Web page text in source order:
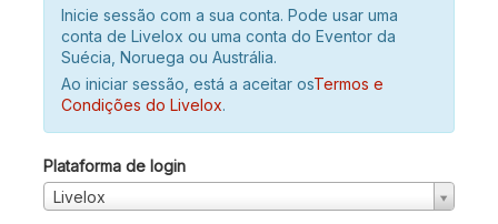
Inicie sessão com a sua conta. Pode usar uma
conta de Livelox ou uma conta do Eventor da
Suécia, Noruega ou Austrália.
Ao iniciar sessão, está a aceitar osTermos e
Condições do Livelox.
Plataforma de login
Livelox